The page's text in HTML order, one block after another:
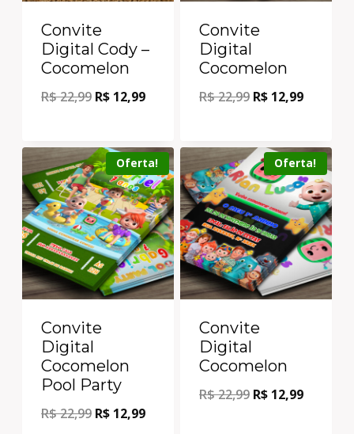
Convite
Digital Cody –
Cocomelon
R$22,99 R$ 12,99
Convite
Digital
Cocomelon
R$22,99 R$ 12,99
Oferta!
Convite
Digital
Cocomelon
Pool Party
R$22,99 R$ 12,99
Oferta!
Convite
Digital
Cocomelon
R$22,99 R$ 12,99